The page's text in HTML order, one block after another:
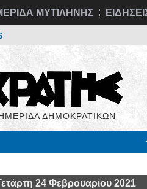
ΜΥΤΙΛΗΝΗΣ
ΔΗΜΟΚΡΑΤΙΚΩΝ
24 Φεβρουαρίου 2021